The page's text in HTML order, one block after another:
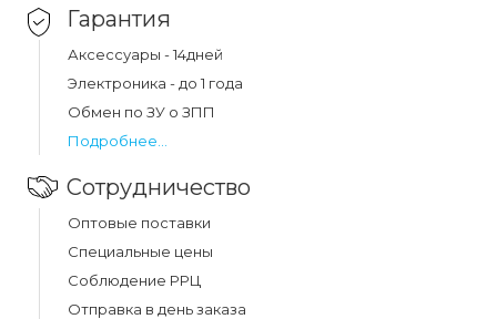
Гарантия
Аксессуары - 14дней
Электроника - до 1 года
Обмен по ЗУ о ЗПП
Подробнее...
Сотрудничество
Оптовые поставки
Специальные цены
Соблюдение РРЦ
Отправка в день заказа